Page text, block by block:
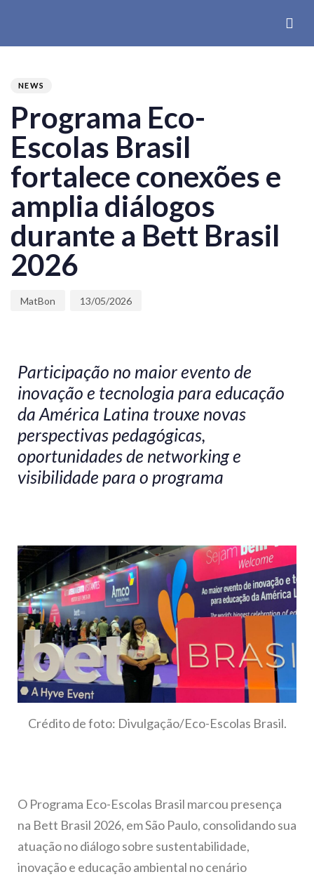
NEWS
Programa Eco-
Escolas Brasil
fortalece conexões e
amplia diálogos
durante a Bett Brasil
2026
MatBon 13/05/2026
Participação no maior evento de
inovação e tecnologia para educação
da América Latina trouxe novas
perspectivas pedagógicas,
oportunidades de networking e
visibilidade para o programa
Crédito de foto: Divulgação/Eco-Escolas Brasil.
O Programa Eco-Escolas Brasil marcou presença
na Bett Brasil 2026, em São Paulo, consolidando sua
atuação no diálogo sobre sustentabilidade,
inovação e educação ambiental no cenário